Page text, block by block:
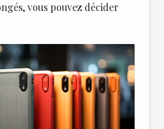
vous pouvez décider